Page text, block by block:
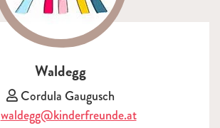
Waldegg
Vorsitzende/r:
Cordula Gaugusch
E-Mail:
waldegg@kinderfreunde.at